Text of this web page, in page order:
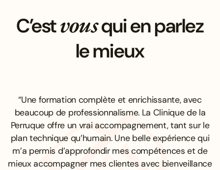
C’estvousqui en parlez
le mieux
“Une formation complète et enrichissante, avec
beaucoup de professionnalisme. La Clinique de la
Perruque offre un vrai accompagnement, tant sur le
plan technique qu’humain. Une belle expérience qui
m’a permis d’approfondir mes compétences et de
mieux accompagner mes clientes avec bienveillance